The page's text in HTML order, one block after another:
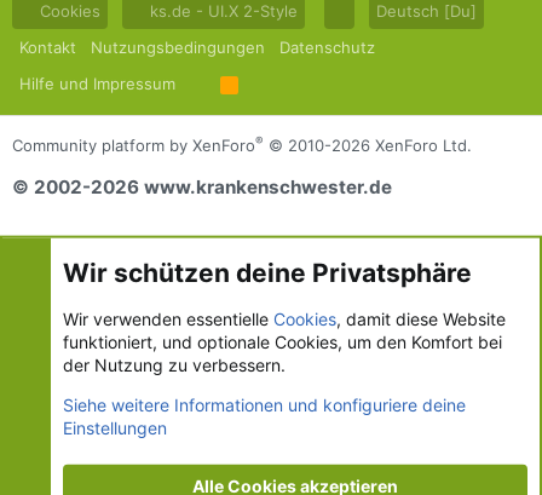
Cookies ks.de - UI.X 2-Style
Deutsch [Du]
Kontakt
Nutzungsbedingungen
Datenschutz
Hilfe und Impressum
R
S
S
Community platform by XenForo® © 2010-2026 XenForo Ltd.
© 2002-2026 www.krankenschwester.de
Wir schützen deine Privatsphäre
Wir verwenden essentielle Cookies, damit diese Website
funktioniert, und optionale Cookies, um den Komfort bei
der Nutzung zu verbessern.
Siehe weitere Informationen und konfiguriere deine
Einstellungen
Alle Cookies akzeptieren